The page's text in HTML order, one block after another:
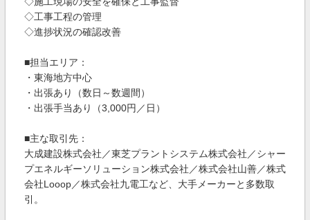
◇工事工程の管理
◇進捗状況の確認改善
■担当エリア：
・東海地方中心
・出張あり（数日～数週間）
・出張手当あり（3,000円／日）
■主な取引先：
大成建設株式会社／東芝プラントシステム株式会社／シャー
プエネルギーソリューション株式会社／株式会社山善／株式
会社Looop／株式会社九電工など、大手メーカーと多数取
引。